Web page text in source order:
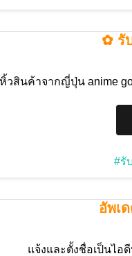
✿ รั
วสินค้าจากญี่ปุ่น anime
#รั
อัพเ
แจ้งและตั้งชื่อเป็นไอ